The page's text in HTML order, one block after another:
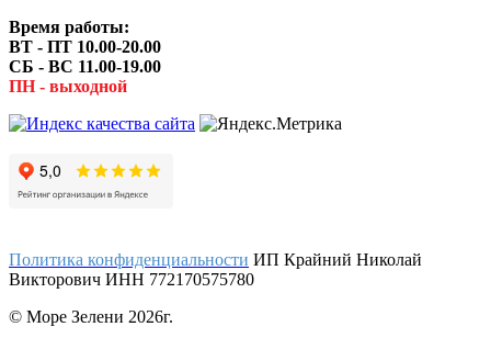
Время работы:
ВТ - ПТ 10.00-20.00
СБ - ВС 11.00-19.00
ПН - выходной
Политика конфиденциальности ИП Крайний Николай
Викторович ИНН 772170575780
© Море Зелени 2026г.